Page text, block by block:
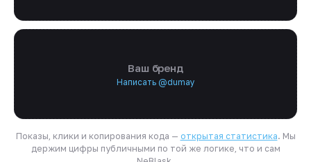
Ваш бренд
Написать @dumay
Показы, клики и копирования кода — открытая статистика. Мы
держим цифры публичными по той же логике, что и сам